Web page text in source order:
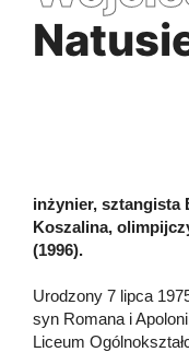
inżynier, sztangista
Koszalina,
(1996).
Urodzony 7 lipca
syn Romana i
Liceum